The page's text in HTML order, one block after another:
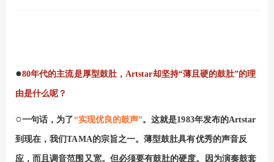
●80年代的主流是厚型鼓肚， Artstar却坚持“薄且硬的鼓肚”的理
由是什么呢？
○一句话，为了 “实现优良的鼓声”。这就是1983年发布的Artstar
到现在，我们TAMA的宗旨之一。薄型鼓肚具有优秀的声音反
应，而且调音范围又宽。但必须要有鼓肚的硬度。因为演奏鼓套